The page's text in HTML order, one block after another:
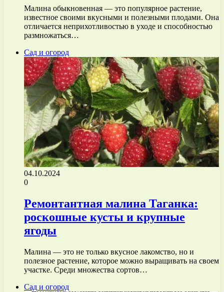
Малина обыкновенная — это популярное растение,
известное своими вкусными и полезными плодами. Она
отличается неприхотливостью в уходе и способностью
размножаться…
Сад и огород
04.10.2024
0
Ремонтантная малина Таганка:
роскошные кусты и крупные
ягоды
Малина — это не только вкусное лакомство, но и
полезное растение, которое можно выращивать на своем
участке. Среди множества сортов…
Сад и огород